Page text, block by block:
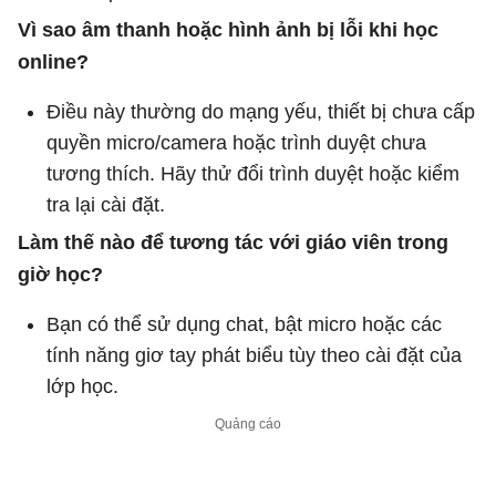
Vì sao âm thanh hoặc hình ảnh bị lỗi khi học
online?
Điều này thường do mạng yếu, thiết bị chưa cấp
quyền micro/camera hoặc trình duyệt chưa
tương thích. Hãy thử đổi trình duyệt hoặc kiểm
tra lại cài đặt.
Làm thế nào để tương tác với giáo viên trong
giờ học?
Bạn có thể sử dụng chat, bật micro hoặc các
tính năng giơ tay phát biểu tùy theo cài đặt của
lớp học.